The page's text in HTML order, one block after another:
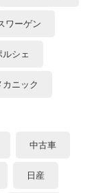
ワーゲン
ルシェ
カニック
中古車
日産